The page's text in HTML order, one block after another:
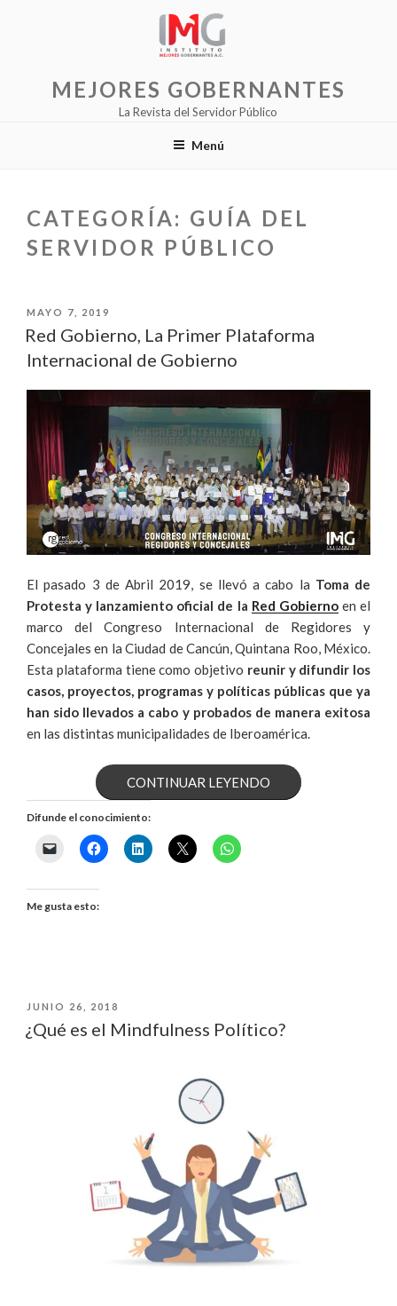
MEJORES GOBERNANTES
La Revista del Servidor Público
Menú
CATEGORÍA: GUÍA DEL
SERVIDOR PÚBLICO
PUBLICADO
MAYO 7, 2019
Red Gobierno, La Primer Plataforma
Internacional de Gobierno
El pasado 3 de Abril 2019, se llevó a cabo la Toma de
Protesta y lanzamiento oficial de la Red Gobiernoen el
marco del Congreso Internacional de Regidores y
Concejales en la Ciudad de Cancún, Quintana Roo, México.
Esta plataforma tiene como objetivo reunir y difundir los
casos, proyectos, programas y políticas públicas que ya
han sido llevados a cabo y probados de manera exitosa
en las distintas municipalidades de Iberoamérica.
CONTINUAR LEYENDO«RED
GOBIERNO»
Difunde el conocimiento:
Me gusta esto:
PUBLICADO
EL
JUNIO 26, 2018
¿Qué es el Mindfulness Político?